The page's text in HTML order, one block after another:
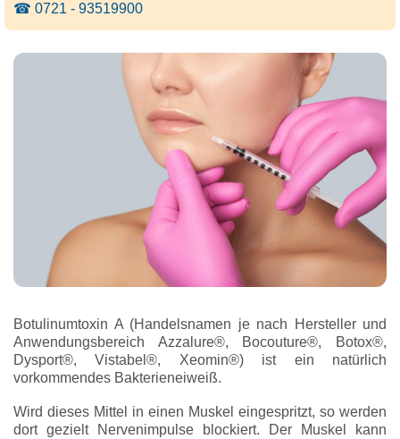
☎ 0721 - 93519900
Botulinumtoxin A (Handelsnamen je nach Hersteller und
Anwendungsbereich Azzalure®, Bocouture®, Botox®,
Dysport®, Vistabel®, Xeomin®) ist ein natürlich
vorkommendes Bakterieneiweiß.
Wird dieses Mittel in einen Muskel eingespritzt, so werden
dort gezielt Nervenimpulse blockiert. Der Muskel kann